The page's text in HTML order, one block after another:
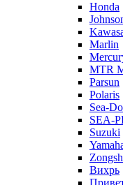
Honda
Marlin
MTR
Parsun
Polaris
Sea-
SEA-
Suzuki
Вихрь